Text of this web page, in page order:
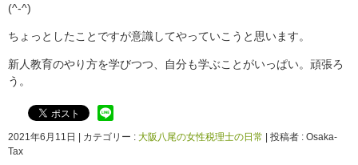
(^-^)
ちょっとしたことですが意識してやっていこうと思います。
新人教育のやり方を学びつつ、自分も学ぶことがいっぱい。頑張ろ
う。
2021年6月11日 カテゴリー : 大阪八尾の女性税理士の日常
投稿者 : Osaka-
Tax